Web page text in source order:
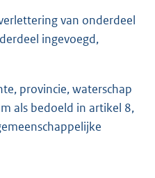
van onderdeel
ingevoegd,
provincie, waterschap
als bedoeld in artikel 8,